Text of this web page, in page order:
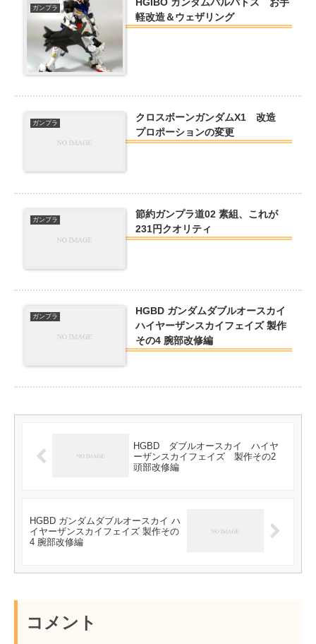
ガンプラ
軽改造＆ウェザリング
ガンプラ
クロスボーンガンダムX1 改造
プロポーションの変更
ガンプラ
節約ガンプラ道02 素組、これが
231円クオリティ
ガンプラ
HGBD ガンダムダブルオースカイ
ハイヤーザンスカイフェイズ 製作
その4 腕部改修編
HGBD ダブルオースカイ ハイヤ
ーザンスカイフェイズ 製作その2
頭部改修編
HGBD ガンダムダブルオースカイ ハ
イヤーザンスカイフェイズ 製作その
4 腕部改修編
コメント